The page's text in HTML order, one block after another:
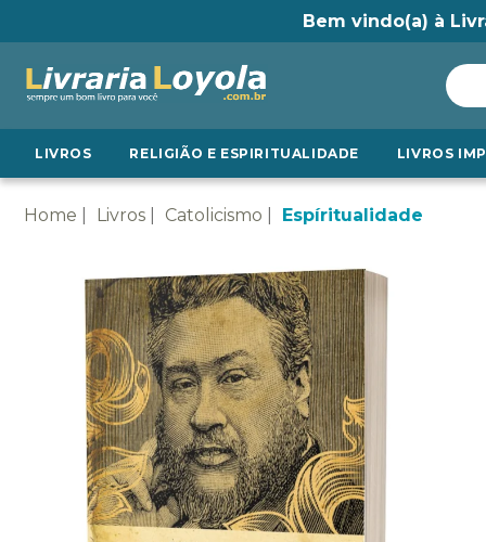
Bem vindo(a) à
LIVROS RELIGIÃO E ESPIRITUALIDADE LIVROS
Home Livros Catolicismo Espíritualidade